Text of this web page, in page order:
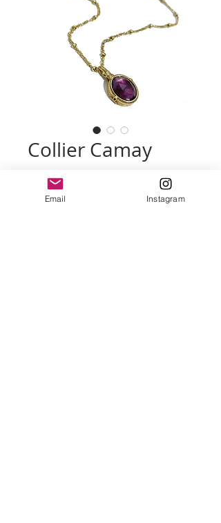
Collier Camay
95,00 €
couleur
Email Instagram